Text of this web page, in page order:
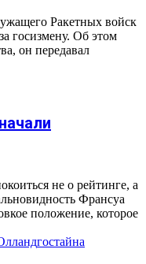
Ракетных войск
госизмену. Об этом
он передавал
не о рейтинге, а
Франсуа
положение, которое
гостайна